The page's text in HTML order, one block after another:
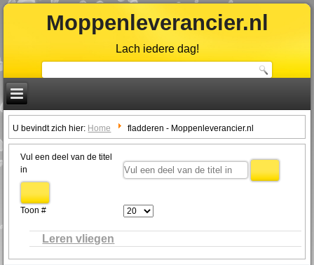
Moppenleverancier.nl
Lach iedere dag!
U bevindt zich hier: Home fladderen - Moppenleverancier.nl
Vul een deel van de titel
in
Toon #
Leren vliegen